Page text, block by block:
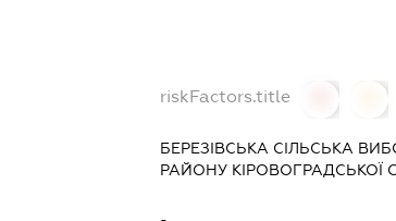
riskFactors.title
БЕРЕЗІВСЬКА СІЛЬСЬКА
РАЙОНУ КІРОВОГРАДСЬКОЇ